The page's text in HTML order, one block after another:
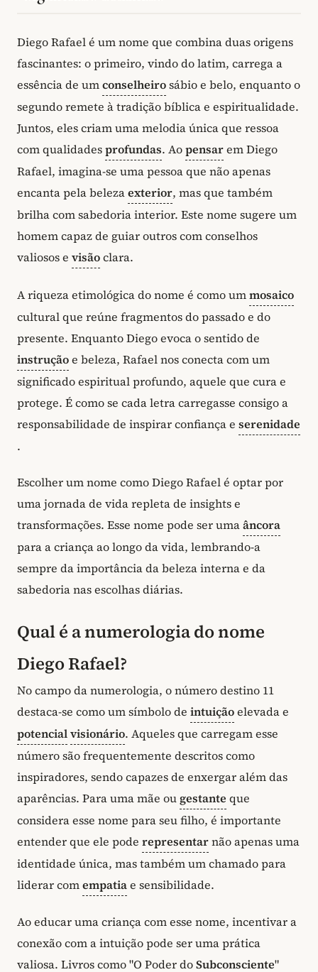
Diego Rafael é um nome que combina duas origens
fascinantes: o primeiro, vindo do latim, carrega a
essência de umconselheirosábio e belo, enquanto o
segundo remete à tradição bíblica e espiritualidade.
Juntos, eles criam uma melodia única que ressoa
com qualidadesprofundas. Aopensarem Diego
Rafael, imagina-se uma pessoa que não apenas
encanta pela belezaexterior, mas que também
brilha com sabedoria interior. Este nome sugere um
homem capaz de guiar outros com conselhos
valiosos e visãoclara.
A riqueza etimológica do nome é como ummosaico
cultural que reúne fragmentos do passado e do
presente. Enquanto Diego evoca o sentido de
instruçãoe beleza, Rafael nos conecta com um
significado espiritual profundo, aquele que cura e
protege. É como se cada letra carregasse consigo a
responsabilidade de inspirar confiança e serenidade
.
Escolher um nome como Diego Rafael é optar por
uma jornada de vida repleta de insights e
transformações. Esse nome pode ser umaâncora
para a criança ao longo da vida, lembrando-a
sempre da importância da beleza interna e da
sabedoria nas escolhas diárias.
Qual é a numerologia do nome
Diego Rafael?
No campo da numerologia, o número destino 11
destaca-se como um símbolo de intuiçãoelevada e
potencialvisionário. Aqueles que carregam esse
número são frequentemente descritos como
inspiradores, sendo capazes de enxergar além das
aparências. Para uma mãe ougestante que
considera esse nome para seu filho, é importante
entender que ele pode representarnão apenas uma
identidade única, mas também um chamado para
liderar comempatiae sensibilidade.
Ao educar uma criança com esse nome, incentivar a
conexão com a intuição pode ser uma prática
valiosa. Livros como "O Poder doSubconsciente"